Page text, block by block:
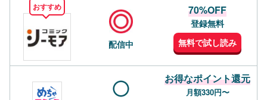
おすすめ
配信中
70%OFF
登録無料
無料で試し読み
お得なポイント還元
月額330円〜